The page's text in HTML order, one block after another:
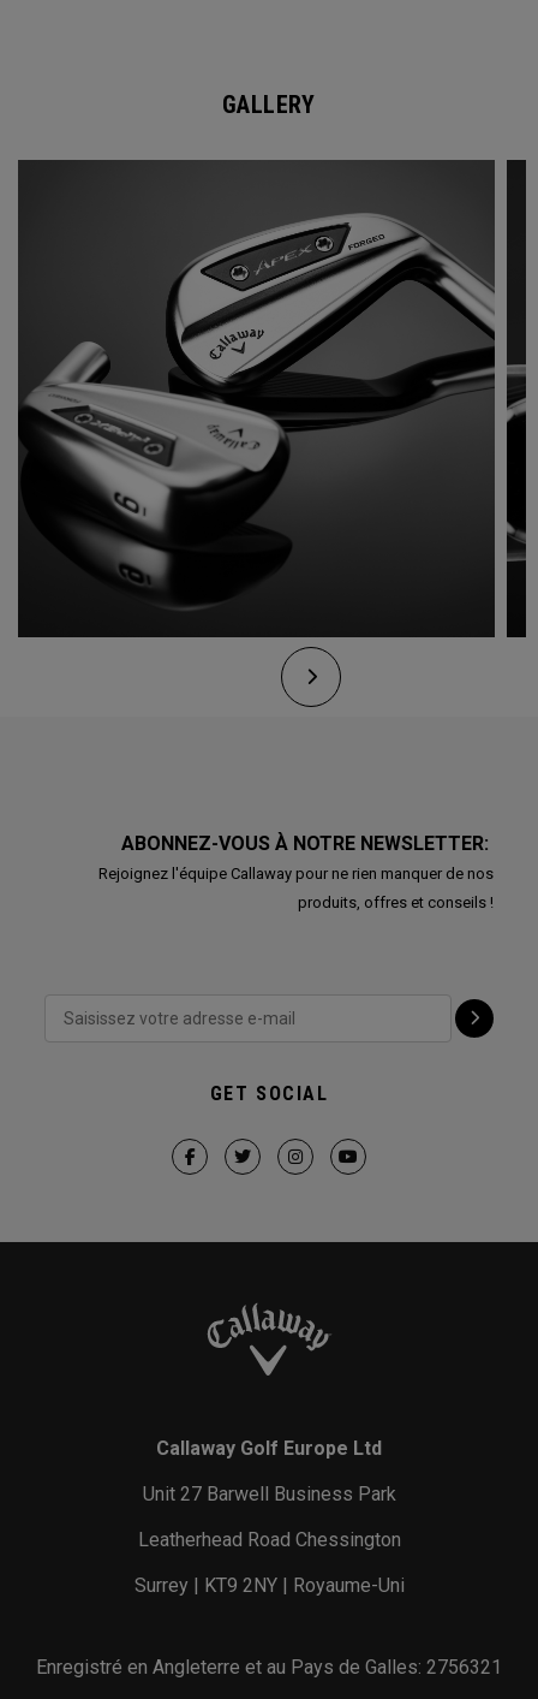
GALLERY
ABONNEZ-VOUS À NOTRE NEWSLETTER:
Rejoignez l'équipe Callaway pour ne rien manquer de nos
produits, offres et conseils !
GET SOCIAL
Callaway Golf Europe Ltd
Unit 27 Barwell Business Park
Leatherhead Road Chessington
Surrey | KT9 2NY | Royaume-Uni
Enregistré en Angleterre et au Pays de Galles: 2756321